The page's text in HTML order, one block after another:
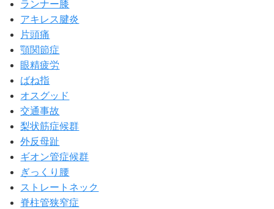
ランナー膝
アキレス腱炎
片頭痛
顎関節症
眼精疲労
ばね指
オスグッド
交通事故
梨状筋症候群
外反母趾
ギオン管症候群
ぎっくり腰
ストレートネック
脊柱管狭窄症